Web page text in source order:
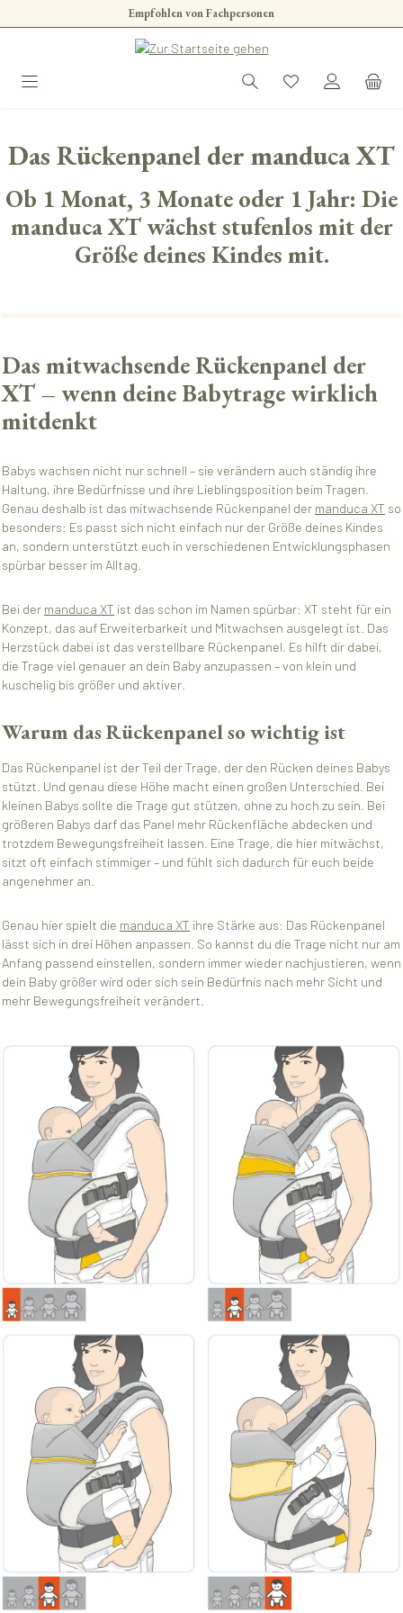
Zum Hauptinhalt springenEmpfohlen von Fachpersonen
Das Rückenpanel der manduca XT
Ob 1 Monat, 3 Monate oder 1 Jahr: Die
manduca XT wächst stufenlos mit der
Größe deines Kindes mit.
Das mitwachsende Rückenpanel der
XT – wenn deine Babytrage wirklich
mitdenkt
Babys wachsen nicht nur schnell – sie verändern auch ständig ihre
Haltung, ihre Bedürfnisse und ihre Lieblingsposition beim Tragen.
Genau deshalb ist das mitwachsende Rückenpanel der manduca XT so
besonders: Es passt sich nicht einfach nur der Größe deines Kindes
an, sondern unterstützt euch in verschiedenen Entwicklungsphasen
spürbar besser im Alltag.
Bei der manduca XT ist das schon im Namen spürbar: XT steht für ein
Konzept, das auf Erweiterbarkeit und Mitwachsen ausgelegt ist. Das
Herzstück dabei ist das verstellbare Rückenpanel. Es hilft dir dabei,
die Trage viel genauer an dein Baby anzupassen – von klein und
kuschelig bis größer und aktiver.
Warum das Rückenpanel so wichtig ist
Das Rückenpanel ist der Teil der Trage, der den Rücken deines Babys
stützt. Und genau diese Höhe macht einen großen Unterschied. Bei
kleinen Babys sollte die Trage gut stützen, ohne zu hoch zu sein. Bei
größeren Babys darf das Panel mehr Rückenfläche abdecken und
trotzdem Bewegungsfreiheit lassen. Eine Trage, die hier mitwächst,
sitzt oft einfach stimmiger – und fühlt sich dadurch für euch beide
angenehmer an.
Genau hier spielt die manduca XT ihre Stärke aus: Das Rückenpanel
lässt sich in drei Höhen anpassen. So kannst du die Trage nicht nur am
Anfang passend einstellen, sondern immer wieder nachjustieren, wenn
dein Baby größer wird oder sich sein Bedürfnis nach mehr Sicht und
mehr Bewegungsfreiheit verändert.